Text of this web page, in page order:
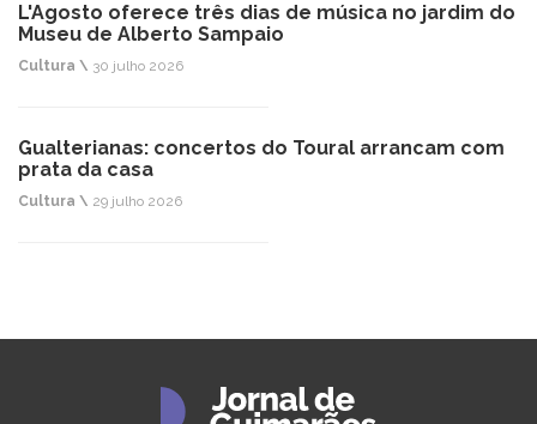
L'Agosto oferece três dias de música no jardim do
Museu de Alberto Sampaio
Cultura \ 30 julho 2026
Gualterianas: concertos do Toural arrancam com
prata da casa
Cultura \ 29 julho 2026